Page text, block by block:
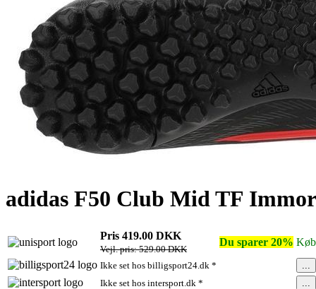
adidas F50 Club Mid TF
Pris 419.00 DKK
Vejl. pris: 529.00 DKK
Du sparer 20%
Ikke set hos billigsport24.dk *
Ikke set hos intersport.dk *